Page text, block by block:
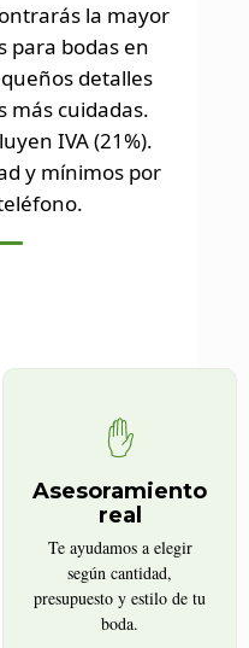
la mayor
para bodas en
detalles
más cuidadas.
IVA (21%).
y mínimos por
✋
Asesoramiento
real
Te ayudamos a elegir
según cantidad,
presupuesto y estilo de tu
boda.